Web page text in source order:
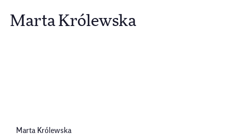
Marta Królewska
Marta Królewska